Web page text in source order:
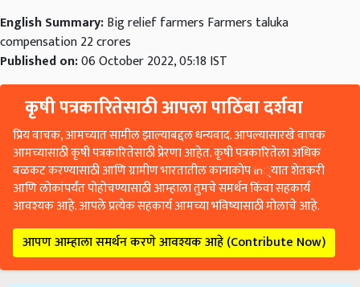
English Summary:Big relief farmers Farmers taluka
compensation 22 crores
Published on:06 October 2022, 05:18 IST
कृषी पत्रकारितेसाठी आपला पाठिंबा दर्शवा
प्रिय वाचक, आमच्यात सामील झाल्याबद्दल धन्यवाद. आपल्यासारखे वाचक
आमच्यासाठी कृषी पत्रकारितेसाठी प्रेरणा आहेत. कृषी पत्रकारितेला अधिक
बळकट करण्यासाठी आणि ग्रामीण भारतातील कानाकोप in्यात शेतकरी
आणि लोकांपर्यंत पोहोचण्यासाठी आम्हाला तुमचे समर्थन किंवा सहकार्य
आवश्यक आहे. आपले प्रत्येक सहकार्य आमच्या भविष्यासाठी मोलाचे आहे.
आपण आम्हाला समर्थन करणे आवश्यक आहे (Contribute Now)